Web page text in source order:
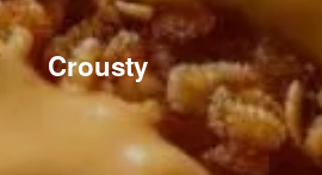
Crousty